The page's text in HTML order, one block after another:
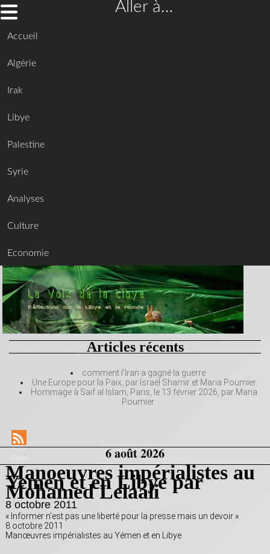
Aller à…
Accueil
Algérie
Irak
Libye
Palestine
Syrie
Analyses
Culture
Economie
Articles récents
comment l’Iran a gagné la guerre
Une Europe pour la Paix, par Israël Shamir et Maria Poumier
Hommage à Saif al Islam, Paris, le 13 février 2026, par Maria
Poumier
RSS
Feed
6 août 2026
Manoeuvres impérialistes au
Yemen et en Libye par
Mohamed Lelaali
8 octobre 2011
« Informer n’est pas une liberté pour la presse mais un devoir »
8 octobre 2011
Manœuvres impérialistes au Yémen et en Libye